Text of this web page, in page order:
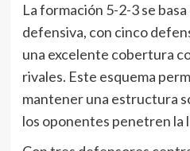
La formación 5-2-3 se
defensiva, con cinco
una excelente cobertura
rivales. Este esquema
mantener una estructura
los oponentes penetren la